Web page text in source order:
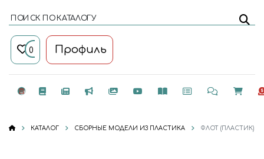
ПОИСК ПО КАТАЛОГУ
0 Профиль
КАТАЛОГ СБОРНЫЕ МОДЕЛИ ИЗ ПЛАСТИКА ФЛОТ (ПЛАСТИК)